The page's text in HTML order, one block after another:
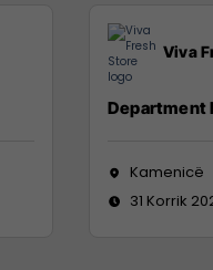
Viva
Department
Kamenicë
31 Korrik